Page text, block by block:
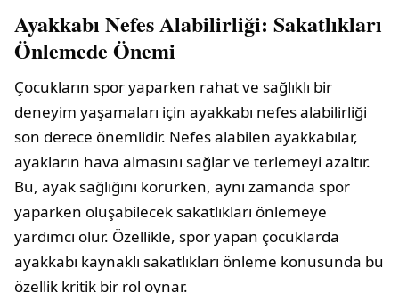
Ayakkabı Nefes Alabilirliği: Sakatlıkları
Önlemede Önemi
Çocukların spor yaparken rahat ve sağlıklı bir
deneyim yaşamaları için ayakkabı nefes alabilirliği
son derece önemlidir. Nefes alabilen ayakkabılar,
ayakların hava almasını sağlar ve terlemeyi azaltır.
Bu, ayak sağlığını korurken, aynı zamanda spor
yaparken oluşabilecek sakatlıkları önlemeye
yardımcı olur. Özellikle, spor yapan çocuklarda
ayakkabı kaynaklı sakatlıkları önleme konusunda bu
özellik kritik bir rol oynar.